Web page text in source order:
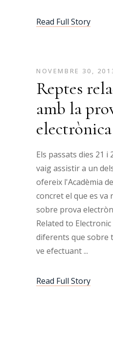
Read Full Story
NOVEMBRE 30,
Reptes
amb la
Els passats dies 21 i
vaig assistir a un
ofereix l'Acadèmia
concret el que es va
sobre prova
Related to Electronic
diferents que sobre
ve efectuant
Read Full Story